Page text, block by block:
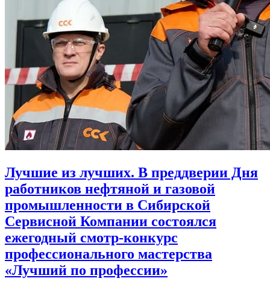
Лучшие из лучших. В преддверии Дня
работников нефтяной и газовой
промышленности в Сибирской
Сервисной Компании состоялся
ежегодный смотр-конкурс
профессионального мастерства
«Лучший по профессии»